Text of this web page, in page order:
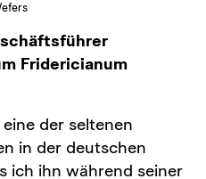
Fridericianum
der seltenen
in der deutschen
ich ihn während seiner